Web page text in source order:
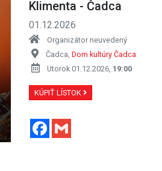
Klimenta - Čadca
01.12.2026
Organizátor neuvedený
Čadca, Dom kultúry Čadca
Utorok 01.12.2026, 19:00
KÚPIŤ LÍSTOK
Facebook